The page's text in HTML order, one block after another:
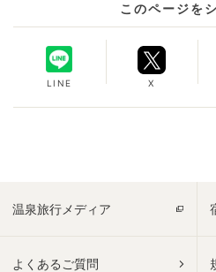
このページを
LINE X
温泉旅行メディア
よくあるご質問